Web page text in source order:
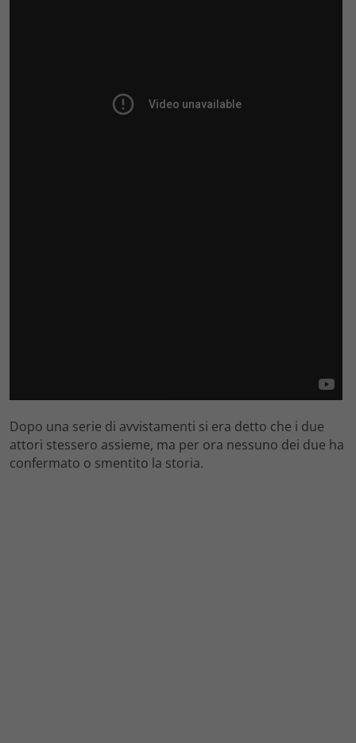
Dopo una serie di avvistamenti si era detto che i due
attori stessero assieme, ma per ora nessuno dei due ha
confermato o smentito la storia.